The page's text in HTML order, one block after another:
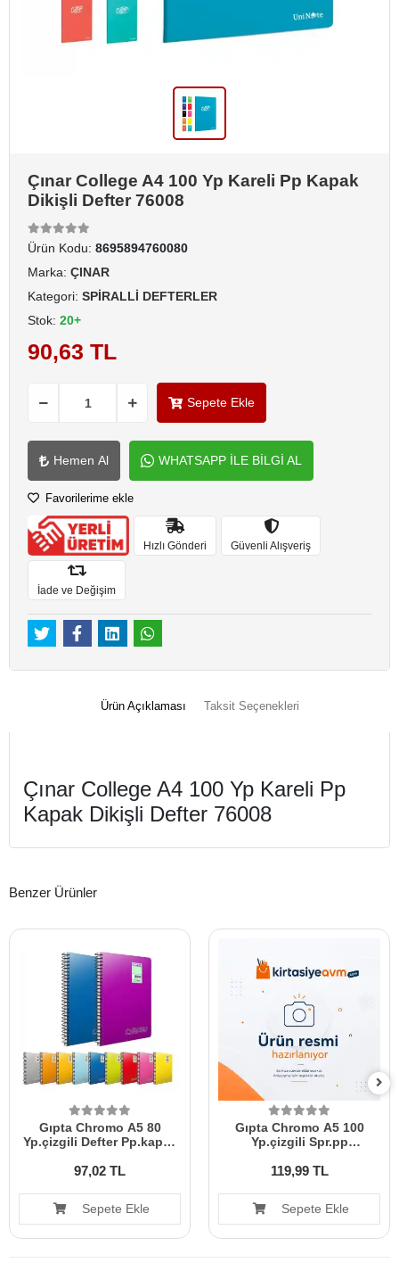
Çınar College A4 100 Yp Kareli Pp Kapak
Dikişli Defter 76008
Ürün Kodu: 8695894760080
Marka: ÇINAR
Kategori: SPİRALLİ DEFTERLER
Stok: 20+
90,63 TL
Sepete Ekle
Hemen Al WHATSAPP İLE BİLGİ AL
Favorilerime ekle
Hızlı Gönderi Güvenli Alışveriş
İade ve Değişim
Ürün Açıklaması Taksit Seçenekleri
Çınar College A4 100 Yp Kareli Pp
Kapak Dikişli Defter 76008
Benzer Ürünler
Gıpta Chromo A5 80
Yp.çizgili Defter Pp.kapak
97,02 TL
Sepete Ekle
Gıpta Chromo A5 100
Yp.çizgili Spr.pp
119,99 TL
Sepete Ekle